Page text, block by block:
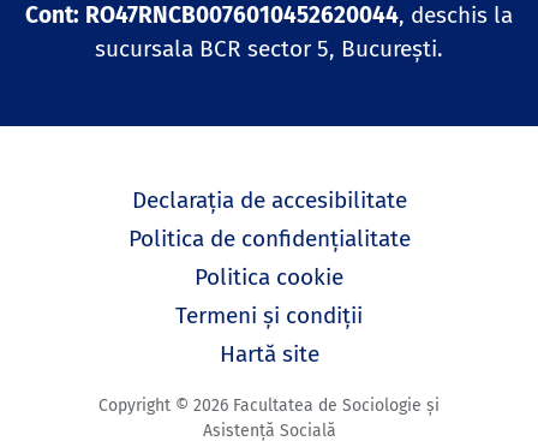
Cont: RO47RNCB0076010452620044, deschis la
sucursala BCR sector 5, București.
Declarația de accesibilitate
Politica de confidențialitate
Politica cookie
Termeni și condiții
Hartă site
Copyright © 2026 Facultatea de Sociologie și
Asistență Socială